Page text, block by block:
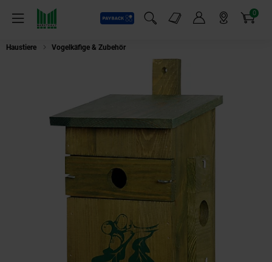
Menü
Payback
Suchfeld einblenden
Markt-Angebote 0
Artikel
Haustiere Vogelkäfige & Zubehör